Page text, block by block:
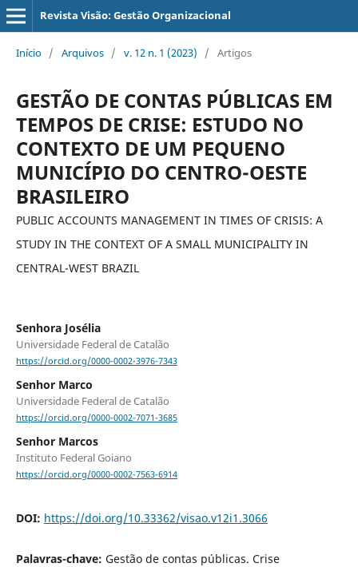
Revista Visão: Gestão Organizacional
Início / Arquivos / v. 12 n. 1 (2023) / Artigos
GESTÃO DE CONTAS PÚBLICAS EM
TEMPOS DE CRISE: ESTUDO NO
CONTEXTO DE UM PEQUENO
MUNICÍPIO DO CENTRO-OESTE
BRASILEIRO
PUBLIC ACCOUNTS MANAGEMENT IN TIMES OF CRISIS: A
STUDY IN THE CONTEXT OF A SMALL MUNICIPALITY IN
CENTRAL-WEST BRAZIL
Senhora Josélia
Universidade Federal de Catalão
https://orcid.org/0000-0002-3976-7343
Senhor Marco
Universidade Federal de Catalão
https://orcid.org/0000-0002-7071-3685
Senhor Marcos
Instituto Federal Goiano
https://orcid.org/0000-0002-7563-6914
DOI: https://doi.org/10.33362/visao.v12i1.3066
Palavras-chave: Gestão de contas públicas. Crise